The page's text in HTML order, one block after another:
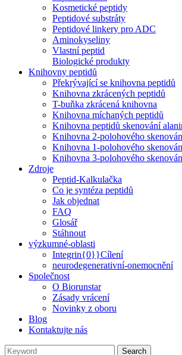
Kosmetické peptidy
Peptidové substráty
Peptidové linkery pro ADC
Aminokyseliny
Vlastní peptid
Biologické produkty
Knihovny peptidů
Překrývající se knihovna peptidů
Knihovna zkrácených peptidů
T-buňka zkrácená knihovna
Knihovna míchaných peptidů
Knihovna peptidů skenování
Knihovna 2-polohového
Knihovna 1-polohového
Knihovna 3-polohového
Zdroje
Peptid-Kalkulačka
Co je syntéza peptidů
Jak objednat
FAQ
Glosář
Stáhnout
výzkumné-oblasti
Integrin{0}}Cílení
neurodegenerativní-onemocnění
Společnost
O Biorunstar
Zásady vrácení
Novinky z oboru
Blog
Kontaktujte nás